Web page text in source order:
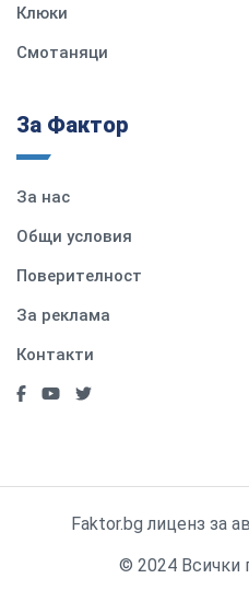
Клюки
Смотаняци
За Фактор
За нас
Общи условия
Поверителност
За реклама
Контакти
Faktor.bg лиценз за
© 2024 Всички